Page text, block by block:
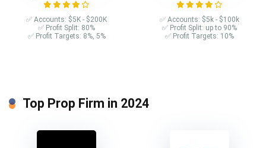
✅ Accounts: $5K - $200K
✅ Profit Split: 80%
✅ Profit Targets: 8%, 5%
✅ Accounts: $5k - $100k
✅ Profit Split: up to 90%
✅ Profit Targets: 10%
Top Prop Firm in 2024